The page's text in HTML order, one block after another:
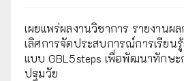
เผยแพร่ผลงานวิชาการ รายงานผ
เลิศการจัดประสบการณ์การเรียน
แบบ GBL5steps เพื่อพัฒนาทักษะ
ปฐมวัย